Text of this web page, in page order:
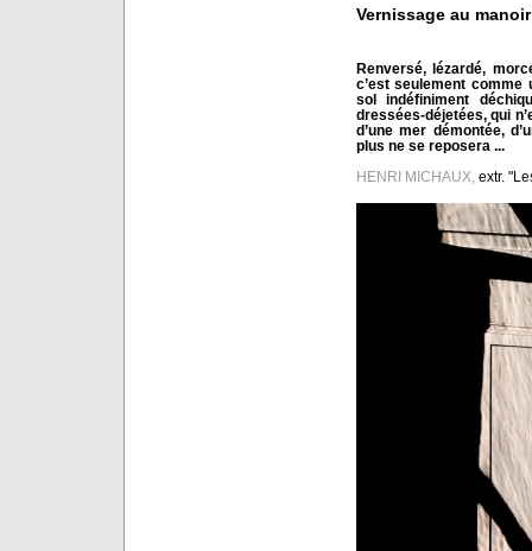
Vernissage au manoir
Renversé, lézardé,
c’est seulement
sol indéfiniment
dressées-déjetées, qui
d’une mer démontée,
plus ne se reposera ...
HENRI MICHAUX, extr.